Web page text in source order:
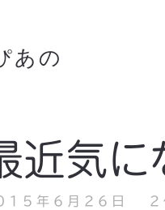
あの
近気に
年6月26日
2